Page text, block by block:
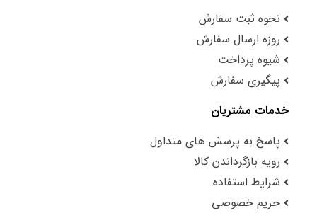
نحوه ثبت سفارش
روزه ارسال سفارش
شیوه پرداخت
پیگیری سفارش
خدمات مشتریان
پاسخ به پرسش های متداول
رویه بازگرداندن کالا
شرایط استفاده
حریم خصوصی